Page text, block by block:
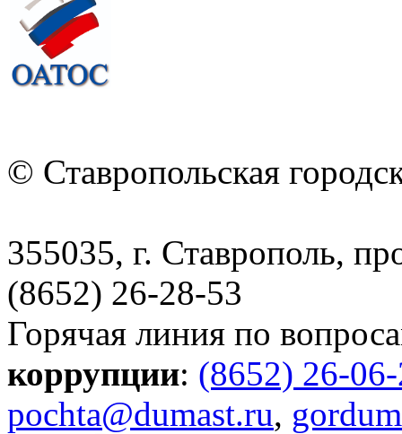
© Ставропольская
355035, г. Ставрополь,
(8652) 26-28-53
Горячая линия по
коррупции: (8652) 26-
pochta@dumast.ru,